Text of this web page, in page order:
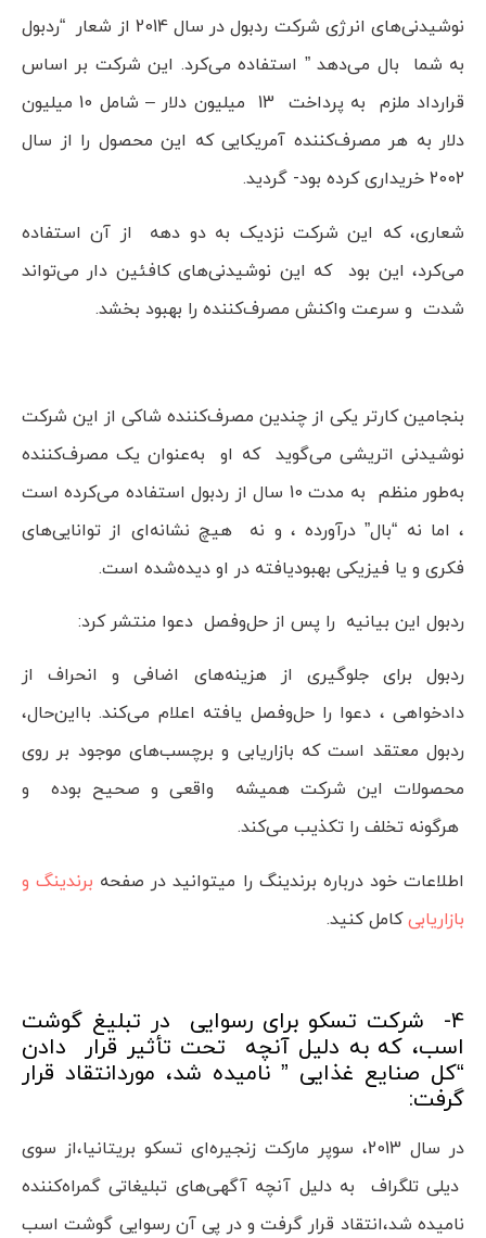
نوشیدنی‌های انرژی شرکت ردبول در سال 2014 از شعار “ردبول
به شما بال می‌دهد ” استفاده می‌کرد. این شرکت بر اساس
قرارداد ملزم به پرداخت 13 میلیون دلار – شامل 10 میلیون
دلار به هر مصرف‌کننده آمریکایی که این محصول را از سال
2002 خریداری کرده بود- گردید.
شعاری، که این شرکت نزدیک به دو دهه از آن استفاده
می‌کرد، این بود که این نوشیدنی‌های کافئین دار می‌تواند
شدت و سرعت واکنش مصرف‌کننده را بهبود بخشد.
بنجامین کارتر یکی از چندین مصرف‌کننده شاکی از این شرکت
نوشیدنی اتریشی می‌گوید که او به‌عنوان یک مصرف‌کننده
به‌طور منظم به مدت 10 سال از ردبول استفاده می‌کرده است
، اما نه “بال” درآورده ، و نه هیچ نشانه‌ای از توانایی‌های
فکری و یا فیزیکی بهبودیافته در او دیده‌شده است.
ردبول این بیانیه را پس از حل‌وفصل دعوا منتشر کرد:
ردبول برای جلوگیری از هزینه‌های اضافی و انحراف از
دادخواهی ، دعوا را حل‌وفصل یافته اعلام می‌کند. بااین‌حال،
ردبول معتقد است که بازاریابی و برچسب‌های موجود بر روی
محصولات این شرکت همیشه واقعی و صحیح بوده و
هرگونه تخلف را تکذیب می‌کند.
اطلاعات خود درباره برندینگ را میتوانید در صفحه برندینگ و
بازاریابیکامل کنید.
4- شرکت تسکو برای رسوایی در تبلیغ گوشت
اسب، که به دلیل آنچه تحت تأثیر قرار دادن
“کل صنایع غذایی ” نامیده شد، موردانتقاد قرار
گرفت:
در سال 2013، سوپر مارکت زنجیره‌ای تسکو بریتانیا،از سوی
دیلی تلگراف به دلیل آنچه آگهی‌های تبلیغاتی گمراه‌کننده
نامیده شد،انتقاد قرار گرفت و در پی آن رسوایی گوشت اسب